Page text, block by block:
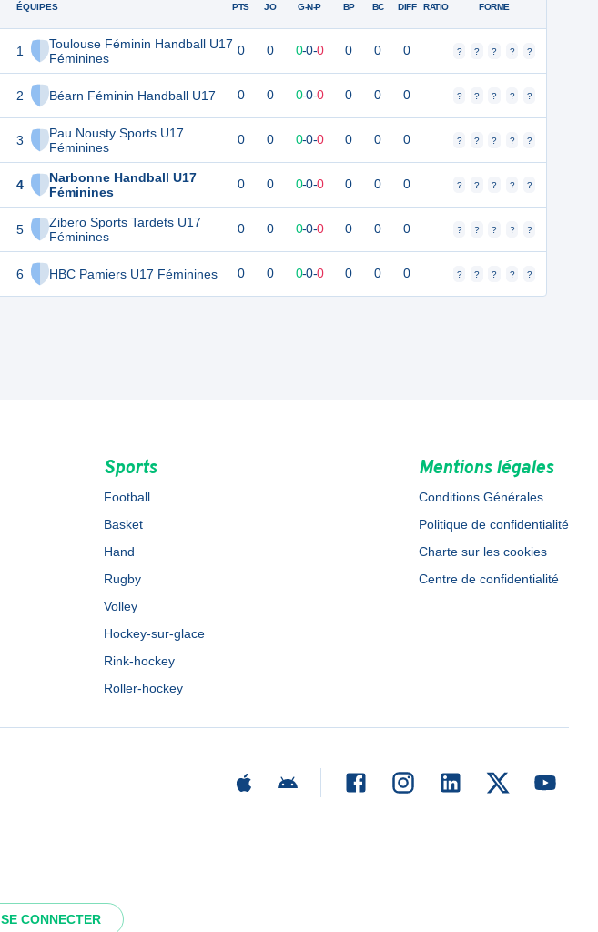
SE CONNECTER
ÉQUIPES
1
Toulouse Féminin Handball U17
Féminines
2 Béarn Féminin Handball U17
3
Pau Nousty Sports U17
Féminines
4
Narbonne Handball U17
Féminines
5
Zibero Sports Tardets U17
Féminines
6 HBC Pamiers U17 Féminines
PTS JO G-N-P BP BC DIFF RATIO FORME
0 0 0-0-0 0 0 0 ? ? ? ? ?
0 0 0-0-0 0 0 0 ? ? ? ? ?
0 0 0-0-0 0 0 0 ? ? ? ? ?
0 0 0-0-0 0 0 0 ? ? ? ? ?
0 0 0-0-0 0 0 0 ? ? ? ? ?
0 0 0-0-0 0 0 0 ? ? ? ? ?
Sports
Football
Basket
Hand
Rugby
Volley
Hockey-sur-glace
Rink-hockey
Roller-hockey
Mentions légales
Conditions Générales
Politique de confidentialité
Charte sur les cookies
Centre de confidentialité